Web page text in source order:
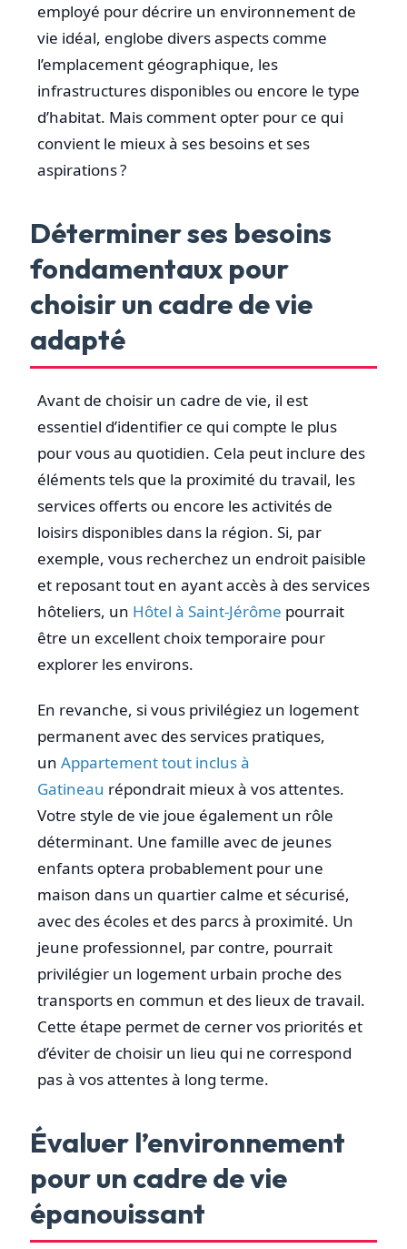
employé pour décrire un environnement de
vie idéal, englobe divers aspects comme
l’emplacement géographique, les
infrastructures disponibles ou encore le type
d’habitat. Mais comment opter pour ce qui
convient le mieux à ses besoins et ses
aspirations ?
Déterminer ses besoins
fondamentaux pour
choisir un cadre de vie
adapté
Avant de choisir un cadre de vie, il est
essentiel d’identifier ce qui compte le plus
pour vous au quotidien. Cela peut inclure des
éléments tels que la proximité du travail, les
services offerts ou encore les activités de
loisirs disponibles dans la région. Si, par
exemple, vous recherchez un endroit paisible
et reposant tout en ayant accès à des services
hôteliers, un Hôtel à Saint-Jérôme pourrait
être un excellent choix temporaire pour
explorer les environs.
En revanche, si vous privilégiez un logement
permanent avec des services pratiques,
un Appartement tout inclus à
Gatineau répondrait mieux à vos attentes.
Votre style de vie joue également un rôle
déterminant. Une famille avec de jeunes
enfants optera probablement pour une
maison dans un quartier calme et sécurisé,
avec des écoles et des parcs à proximité. Un
jeune professionnel, par contre, pourrait
privilégier un logement urbain proche des
transports en commun et des lieux de travail.
Cette étape permet de cerner vos priorités et
d’éviter de choisir un lieu qui ne correspond
pas à vos attentes à long terme.
Évaluer l’environnement
pour un cadre de vie
épanouissant